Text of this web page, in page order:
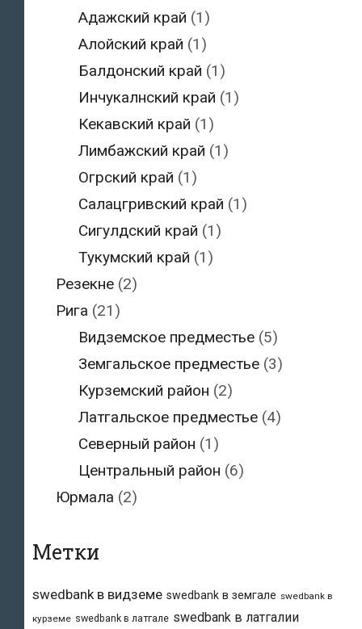
Адажский край (1)
Алойский край (1)
Балдонский край (1)
Инчукалнский край (1)
Кекавский край (1)
Лимбажский край (1)
Огрский край (1)
Салацгривский край (1)
Сигулдский край (1)
Тукумский край (1)
Резекне(2)
Рига (21)
Видземское предместье (5)
Земгальское предместье (3)
Курземский район (2)
Латгальское предместье (4)
Северный район (1)
Центральный район (6)
Юрмала (2)
Метки
swedbank в видземе swedbank в земгале swedbank в
курземе swedbank в латгале swedbank в латгалии